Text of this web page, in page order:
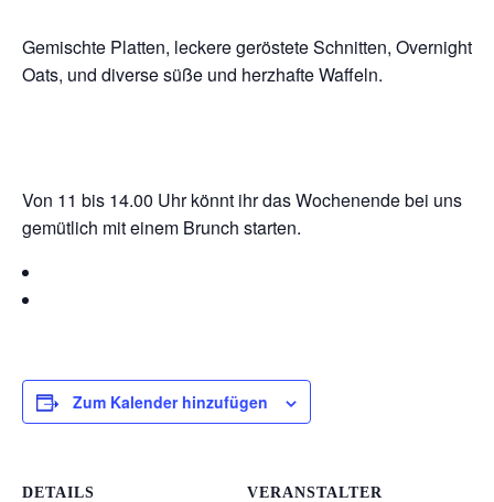
Gemischte Platten, leckere geröstete Schnitten, Overnight
Oats, und diverse süße und herzhafte Waffeln.
Von 11 bis 14.00 Uhr könnt ihr das Wochenende bei uns
gemütlich mit einem Brunch starten.
Zum Kalender hinzufügen
DETAILS VERANSTALTER